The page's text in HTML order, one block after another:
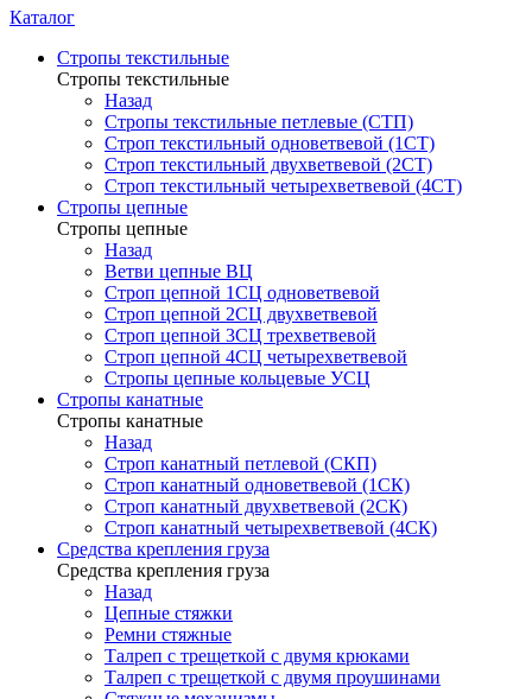
Каталог
Стропы текстильные
Стропы текстильные
Назад
Стропы текстильные петлевые (СТП)
Строп текстильный одноветвевой (1СТ)
Строп текстильный двухветвевой (2СТ)
Строп текстильный четырехветвевой (4СТ)
Стропы цепные
Стропы цепные
Назад
Ветви цепные ВЦ
Строп цепной 1СЦ одноветвевой
Строп цепной 2СЦ двухветвевой
Строп цепной 3СЦ трехветвевой
Строп цепной 4СЦ четырехветвевой
Стропы цепные кольцевые УСЦ
Стропы канатные
Стропы канатные
Назад
Строп канатный петлевой (СКП)
Строп канатный одноветвевой (1СК)
Строп канатный двухветвевой (2СК)
Строп канатный четырехветвевой (4СК)
Средства крепления груза
Средства крепления груза
Назад
Цепные стяжки
Ремни стяжные
Талреп с трещеткой с двумя крюками
Талреп с трещеткой с двумя проушинами